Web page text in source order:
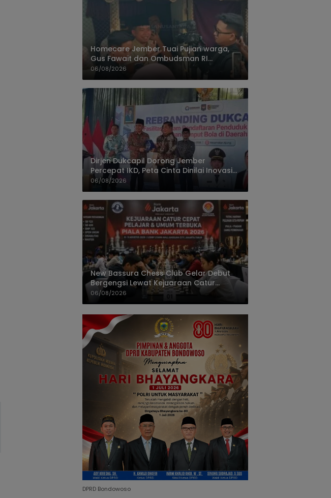
Homecare Jember Tuai Pujian warga,
Gus Fawait dan Ombudsman RI
Saksikan Layanan Kesehatan Rumah
Pasien
06/08/2026
Dirjen Dukcapil Dorong Jember
Percepat IKD, Peta Cinta Dinilai Inovasi
Pelayanan Terbaik
06/08/2026
New Bassura Chess Club Gelar Debut
Bergengsi Lewat Kejuaraan Catur
Cepat Piala Bank Jakarta 2026
06/08/2026
DPRD Bondowoso